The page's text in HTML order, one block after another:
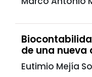
de una
Eutimio Mejía